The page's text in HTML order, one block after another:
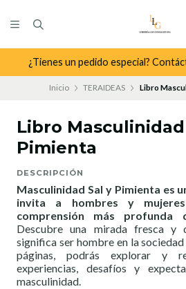
¿Tienes un pedido especial?
Inicio TERAIDEAS Libro
Libro Masculinidad
Pimienta
DESCRIPCIÓN
Masculinidad Sal y Pimienta es
invita a hombres y
comprensión más profunda
Descubre una mirada fresca y
significa ser hombre en la
páginas, podrás explorar y
experiencias, desafíos y
masculinidad.